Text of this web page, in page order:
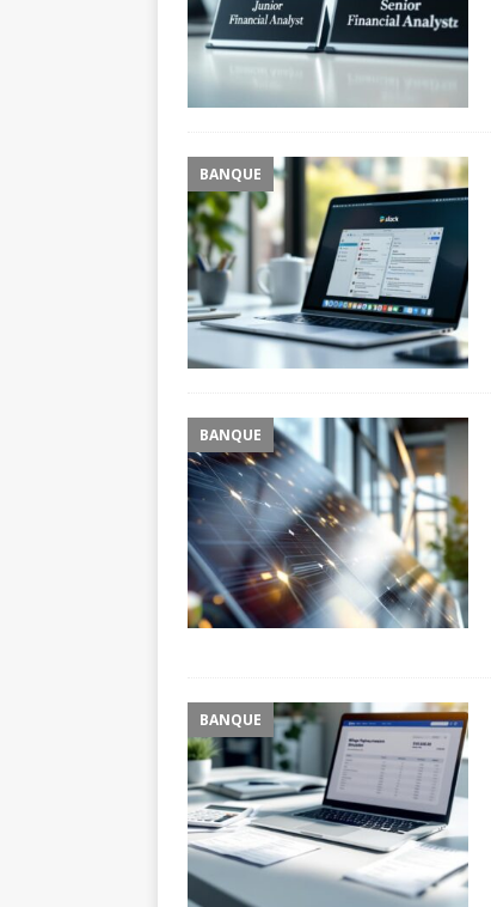
BANQUE
BANQUE
BANQUE